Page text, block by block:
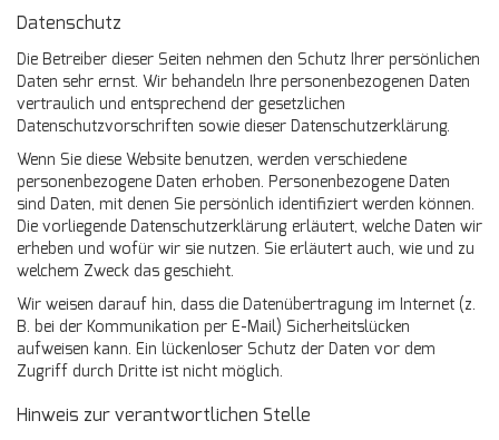
Datenschutz
Die Betreiber dieser Seiten nehmen den Schutz Ihrer persönlichen
Daten sehr ernst. Wir behandeln Ihre personenbezogenen Daten
vertraulich und entsprechend der gesetzlichen
Datenschutzvorschriften sowie dieser Datenschutzerklärung.
Wenn Sie diese Website benutzen, werden verschiedene
personenbezogene Daten erhoben. Personenbezogene Daten
sind Daten, mit denen Sie persönlich identifiziert werden können.
Die vorliegende Datenschutzerklärung erläutert, welche Daten wir
erheben und wofür wir sie nutzen. Sie erläutert auch, wie und zu
welchem Zweck das geschieht.
Wir weisen darauf hin, dass die Datenübertragung im Internet (z.
B. bei der Kommunikation per E-Mail) Sicherheitslücken
aufweisen kann. Ein lückenloser Schutz der Daten vor dem
Zugriff durch Dritte ist nicht möglich.
Hinweis zur verantwortlichen Stelle